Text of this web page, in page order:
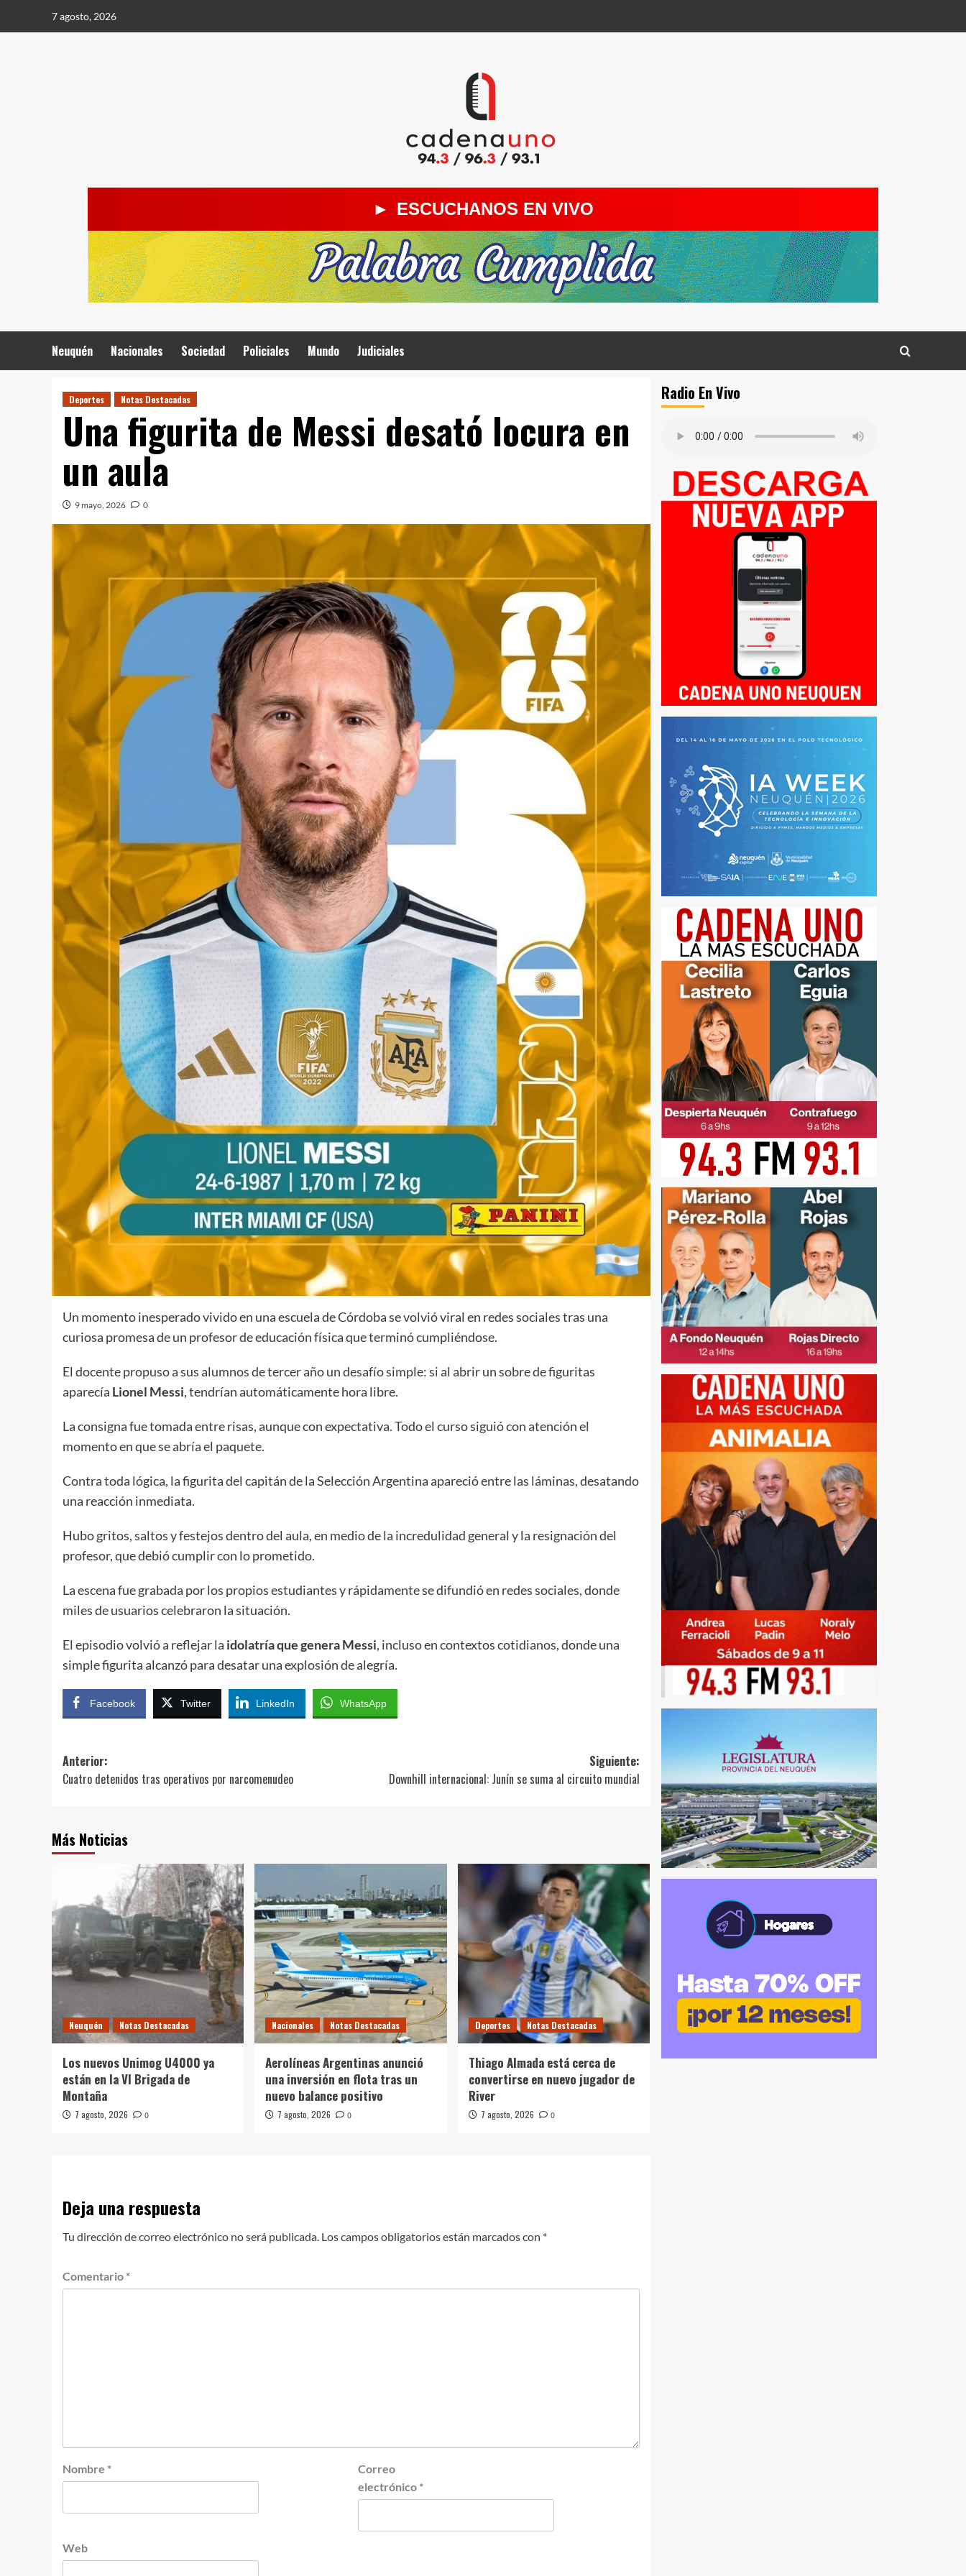
7 agosto, 2026
► ESCUCHANOS EN VIVO
Neuquén Nacionales Sociedad Policiales Mundo Judiciales
Deportes Notas Destacadas
Una figurita de Messi desató locura en
un aula
9 mayo, 2026 0
Un momento inesperado vivido en una escuela de Córdoba se volvió viral en redes sociales tras una
curiosa promesa de un profesor de educación física que terminó cumpliéndose.
El docente propuso a sus alumnos de tercer año un desafío simple: si al abrir un sobre de figuritas
aparecía Lionel Messi, tendrían automáticamente hora libre.
La consigna fue tomada entre risas, aunque con expectativa. Todo el curso siguió con atención el
momento en que se abría el paquete.
Contra toda lógica, la figurita del capitán de la Selección Argentina apareció entre las láminas, desatando
una reacción inmediata.
Hubo gritos, saltos y festejos dentro del aula, en medio de la incredulidad general y la resignación del
profesor, que debió cumplir con lo prometido.
La escena fue grabada por los propios estudiantes y rápidamente se difundió en redes sociales, donde
miles de usuarios celebraron la situación.
El episodio volvió a reflejar la idolatría que genera Messi, incluso en contextos cotidianos, donde una
simple figurita alcanzó para desatar una explosión de alegría.
Facebook Twitter LinkedIn WhatsApp
Navegación
de
Anterior:
Cuatro detenidos tras operativos por narcomenudeo
Siguiente:
Downhill internacional: Junín se suma al circuito mundial
Más Noticias
Neuquén Notas Destacadas
Los nuevos Unimog U4000 ya
están en la VI Brigada de
Montaña
7 agosto, 2026 0
Nacionales Notas Destacadas
Aerolíneas Argentinas anunció
una inversión en flota tras un
nuevo balance positivo
7 agosto, 2026 0
Deportes Notas Destacadas
Thiago Almada está cerca de
convertirse en nuevo jugador de
River
7 agosto, 2026 0
Deja una respuesta
Tu dirección de correo electrónico no será publicada. Los campos obligatorios están marcados con *
Comentario *
Nombre *
Correo
electrónico *
Web
Radio En Vivo